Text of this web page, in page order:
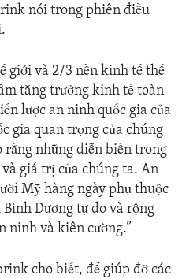
nói trong phiên điều
giới và 2/3 nền kinh tế thế
tăng trưởng kinh tế toàn
lược an ninh quốc gia của
gia quan trọng của chúng
rằng những diễn biến trong
giá trị của chúng ta. An
Mỹ hàng ngày phụ thuộc
Dương tự do và rộng
ninh và kiên cường.”
cho biết, để giúp đỡ các